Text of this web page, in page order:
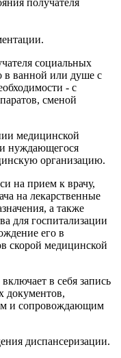
получателя
социальных
в ванной или душе с
- с
сменой
медицинской
нуждающегося
организацию.
на прием к врачу,
на лекарственные
а также
для госпитализации
его в
скорой медицинской
в себя запись
документов,
и сопровождающим
диспансеризации.